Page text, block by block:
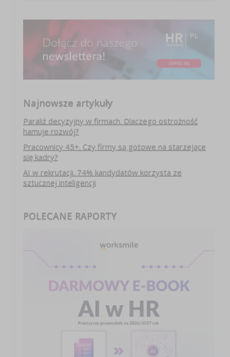
Najnowsze artykuły
Paraliż decyzyjny w firmach. Dlaczego ostrożność
hamuje rozwój?
Pracownicy 45+. Czy firmy są gotowe na starzejące
się kadry?
AI w rekrutacji. 74% kandydatów korzysta ze
sztucznej inteligencji
POLECANE RAPORTY